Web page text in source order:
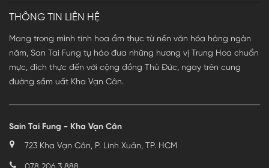
THÔNG TIN LIÊN HỆ
Mang trong mình tinh hoa ẩm thực từ nền văn hóa hàng ngàn
năm, San Tai Fung tự hào đưa những hương vị Trung Hoa chuẩn
mực, đích thực đến với cộng đồng Thủ Đức, ngay trên cung
đường sầm uất Kha Vạn Cân.
Sain Tai Fung - Kha Vạn Cân
723 Kha Vạn Cân, P. Linh Xuân, TP. HCM